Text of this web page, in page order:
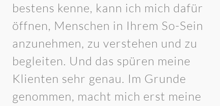
bestens kenne, kann ich mich dafür
öffnen, Menschen in Ihrem So-Sein
anzunehmen, zu verstehen und zu
begleiten. Und das spüren meine
Klienten sehr genau. Im Grunde
genommen, macht mich erst meine